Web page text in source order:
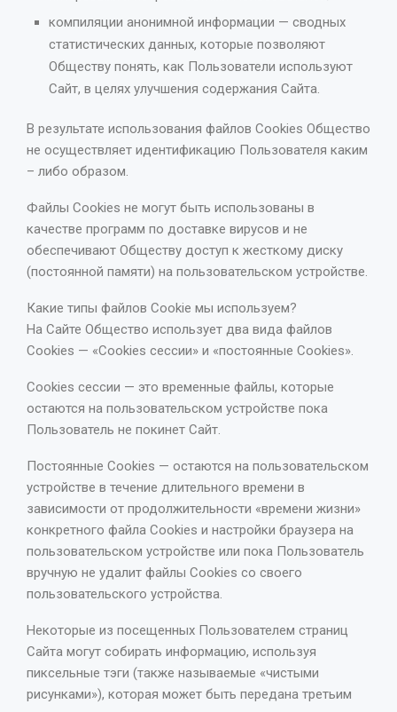
компиляции анонимной информации — сводных
статистических данных, которые позволяют
Обществу понять, как Пользователи используют
Сайт, в целях улучшения содержания Сайта.
В результате использования файлов Cookies Общество
не осуществляет идентификацию Пользователя каким
– либо образом.
Файлы Cookies не могут быть использованы в
качестве программ по доставке вирусов и не
обеспечивают Обществу доступ к жесткому диску
(постоянной памяти) на пользовательском устройстве.
Какие типы файлов Cookie мы используем?
На Сайте Общество использует два вида файлов
Cookies — «Cookies сессии» и «постоянные Cookies».
Cookies сессии — это временные файлы, которые
остаются на пользовательском устройстве пока
Пользователь не покинет Сайт.
Постоянные Cookies — остаются на пользовательском
устройстве в течение длительного времени в
зависимости от продолжительности «времени жизни»
конкретного файла Cookies и настройки браузера на
пользовательском устройстве или пока Пользователь
вручную не удалит файлы Cookies со своего
пользовательского устройства.
Некоторые из посещенных Пользователем страниц
Сайта могут собирать информацию, используя
пиксельные тэги (также называемые «чистыми
рисунками»), которая может быть передана третьим